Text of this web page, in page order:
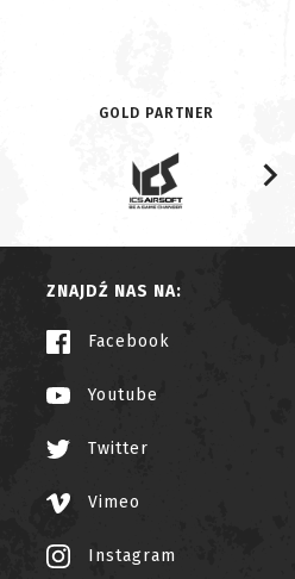
GOLD PARTNER
ZNAJDŹ NAS NA:
Facebook
Youtube
Twitter
Vimeo
Instagram